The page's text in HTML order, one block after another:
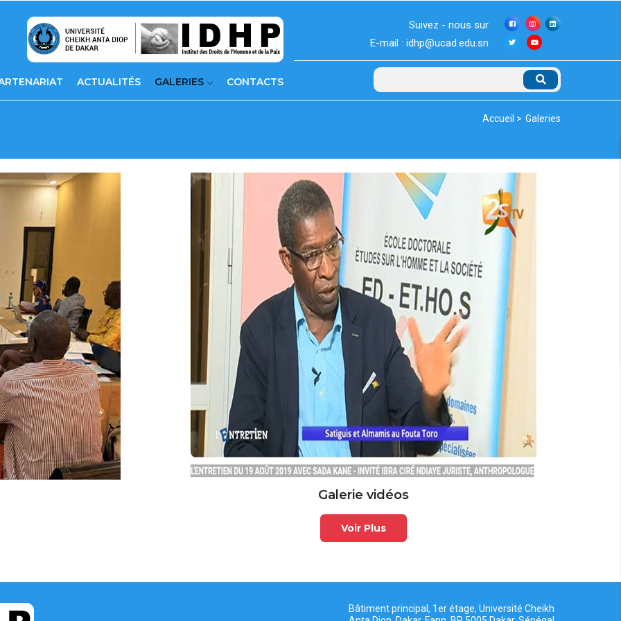
Suivez - nous sur
E-mail : idhp@ucad.edu.sn
ACTUALITÉS GALERIES CONTACTS Rechercher
Fil
Accueil > Galeries
Galerie vidéos
Voir Plus
Bâtiment principal, 1er étage, Université Cheikh